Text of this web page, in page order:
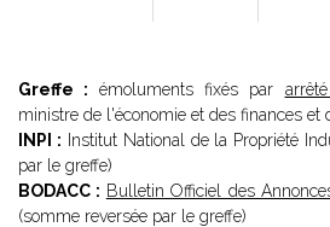
Greffe : émoluments fixés par
ministre de l'économie et des finances et
INPI : Institut National de la Propriété
par le greffe)
BODACC : Bulletin Officiel des
(somme reversée par le greffe)